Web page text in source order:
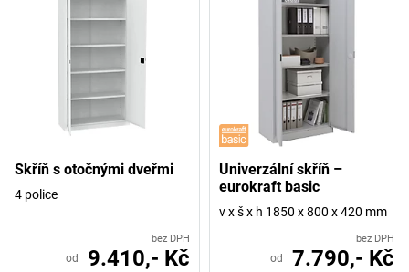
Skříň s otočnými dveřmi
4 police
bez DPH
od 9.410,- Kč
Univerzální skříň –
eurokraft basic
v x š x h 1850 x 800 x 420 mm
bez DPH
od 7.790,- Kč